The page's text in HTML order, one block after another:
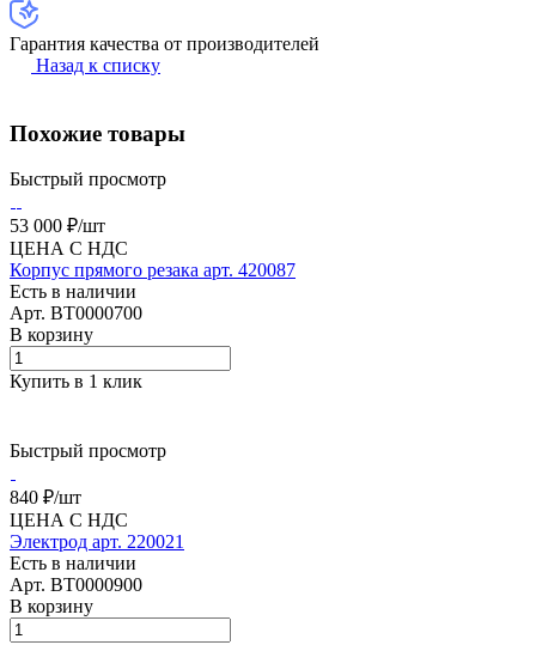
Гарантия качества от производителей
Назад к списку
Похожие товары
Быстрый просмотр
53 000 ₽/шт
ЦЕНА С НДС
Корпус прямого резака арт. 420087
Есть в наличии
Арт. BT0000700
В корзину
Купить в 1 клик
Быстрый просмотр
840 ₽/шт
ЦЕНА С НДС
Электрод арт. 220021
Есть в наличии
Арт. BT0000900
В корзину